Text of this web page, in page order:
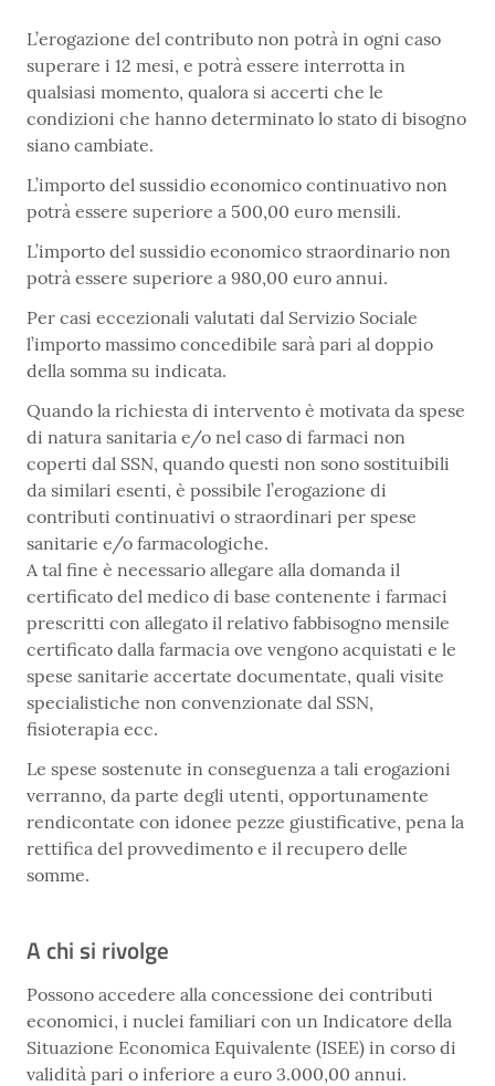
L’erogazione del contributo non potrà in ogni caso
superare i 12 mesi, e potrà essere interrotta in
qualsiasi momento, qualora si accerti che le
condizioni che hanno determinato lo stato di bisogno
siano cambiate.
L’importo del sussidio economico continuativo non
potrà essere superiore a 500,00 euro mensili.
L’importo del sussidio economico straordinario non
potrà essere superiore a 980,00 euro annui.
Per casi eccezionali valutati dal Servizio Sociale
l’importo massimo concedibile sarà pari al doppio
della somma su indicata.
Quando la richiesta di intervento è motivata da spese
di natura sanitaria e/o nel caso di farmaci non
coperti dal SSN, quando questi non sono sostituibili
da similari esenti, è possibile l’erogazione di
contributi continuativi o straordinari per spese
sanitarie e/o farmacologiche.
A tal fine è necessario allegare alla domanda il
certificato del medico di base contenente i farmaci
prescritti con allegato il relativo fabbisogno mensile
certificato dalla farmacia ove vengono acquistati e le
spese sanitarie accertate documentate, quali visite
specialistiche non convenzionate dal SSN,
fisioterapia ecc.
Le spese sostenute in conseguenza a tali erogazioni
verranno, da parte degli utenti, opportunamente
rendicontate con idonee pezze giustificative, pena la
rettifica del provvedimento e il recupero delle
somme.
A chi si rivolge
Possono accedere alla concessione dei contributi
economici, i nuclei familiari con un Indicatore della
Situazione Economica Equivalente (ISEE) in corso di
validità pari o inferiore a euro 3.000,00 annui.